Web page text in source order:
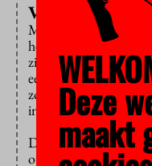
Verkeerde
Maastricht University
hebben gehoord van
zien een rechtszaak
een woordvoerder.
zorgvuldig taalbeleid
internationaal
De onderwijsinspectie
op de hoogte gesteld,
Deze
maakt